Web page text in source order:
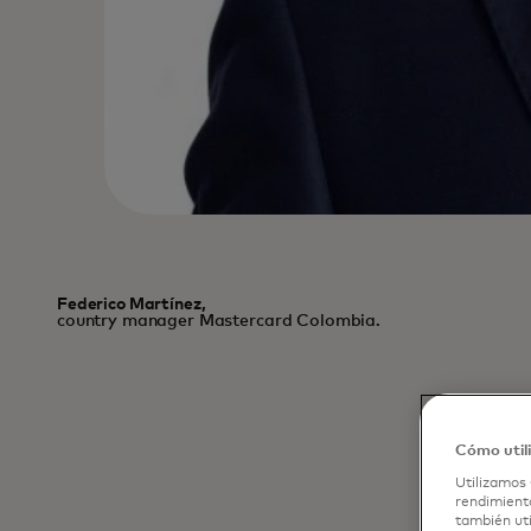
Federico Martínez,
country manager Mastercard Colombia.
más
Cómo
Utilizamos
también